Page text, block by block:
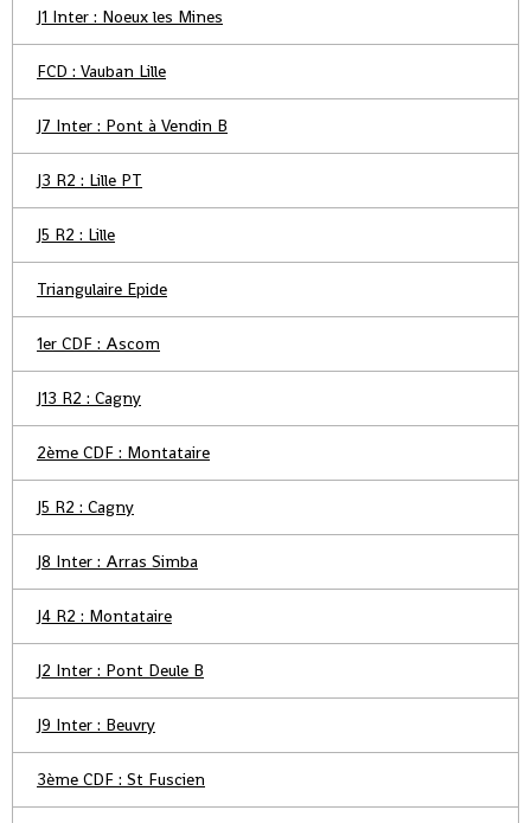
J1 Inter : Noeux les Mines
FCD : Vauban Lille
J7 Inter : Pont à Vendin B
J3 R2 : Lille PT
J5 R2 : Lille
Triangulaire Epide
1er CDF : Ascom
J13 R2 : Cagny
2ème CDF : Montataire
J5 R2 : Cagny
J8 Inter : Arras Simba
J4 R2 : Montataire
J2 Inter : Pont Deule B
J9 Inter : Beuvry
3ème CDF : St Fuscien